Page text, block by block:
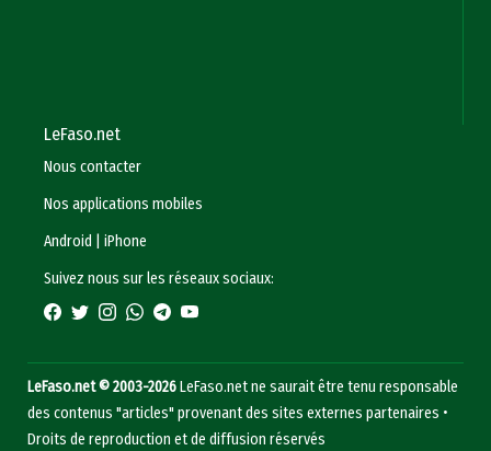
LeFaso.net
Nous contacter
Nos applications mobiles
Android
|iPhone
Suivez nous sur les réseaux sociaux:
LeFaso.net © 2003-2026LeFaso.net ne saurait être tenu responsable
des contenus "articles" provenant des sites externes partenaires •
Droits de reproduction et de diffusion réservés